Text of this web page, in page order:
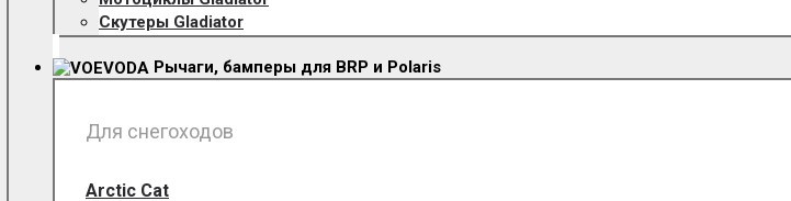
Скутеры Gladiator
Рычаги, бамперы для BRP и Polaris
Для снегоходов
Arctic Cat